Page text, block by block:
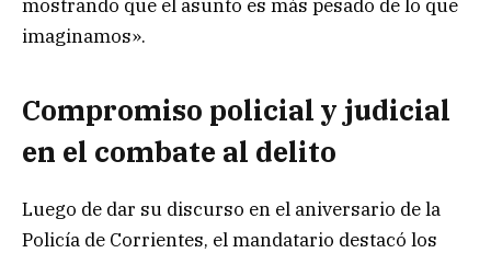
mostrando que el asunto es más pesado de lo que
imaginamos».
Compromiso policial y judicial
en el combate al delito
Luego de dar su discurso en el aniversario de la
Policía de Corrientes, el mandatario destacó los